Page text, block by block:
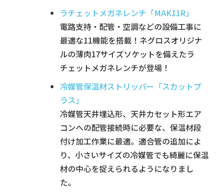
ラチェットメガネレンチ「MAK11R」
電路支持・配管・空調などの設備工事に
最適な11機能を搭載！ネグロスオリジナ
ルの薄肉17サイズソケットを備えたラ
チェットメガネレンチが登場！
冷媒管保温材ストリッパー「スカットプ
ラス」
冷媒管天井埋込形、天井カセット形エア
コンへの配管接続時に必要な、保温材段
付け加工作業に最適。適合管の追加によ
り、小さいサイズの冷媒管でも綺麗に保温
材の中心を捉えられるようになりまし
た。